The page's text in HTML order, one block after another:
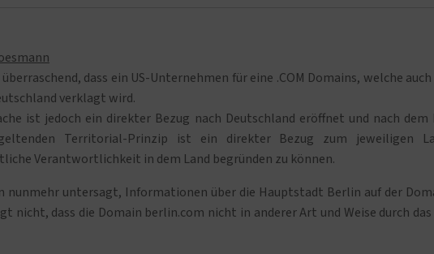
dass ein US-Unternehmen für eine .COM Domains, welche
verklagt wird.
ist jedoch ein direkter Bezug nach Deutschland eröffnet und nach dem
Territorial-Prinzip ist ein direkter Bezug zum jeweiligen
Verantwortlichkeit in dem Land begründen zu können.
nunmehr untersagt, Informationen über die Hauptstadt Berlin auf der
nicht, dass die Domain berlin.com nicht in anderer Art und Weise durch das